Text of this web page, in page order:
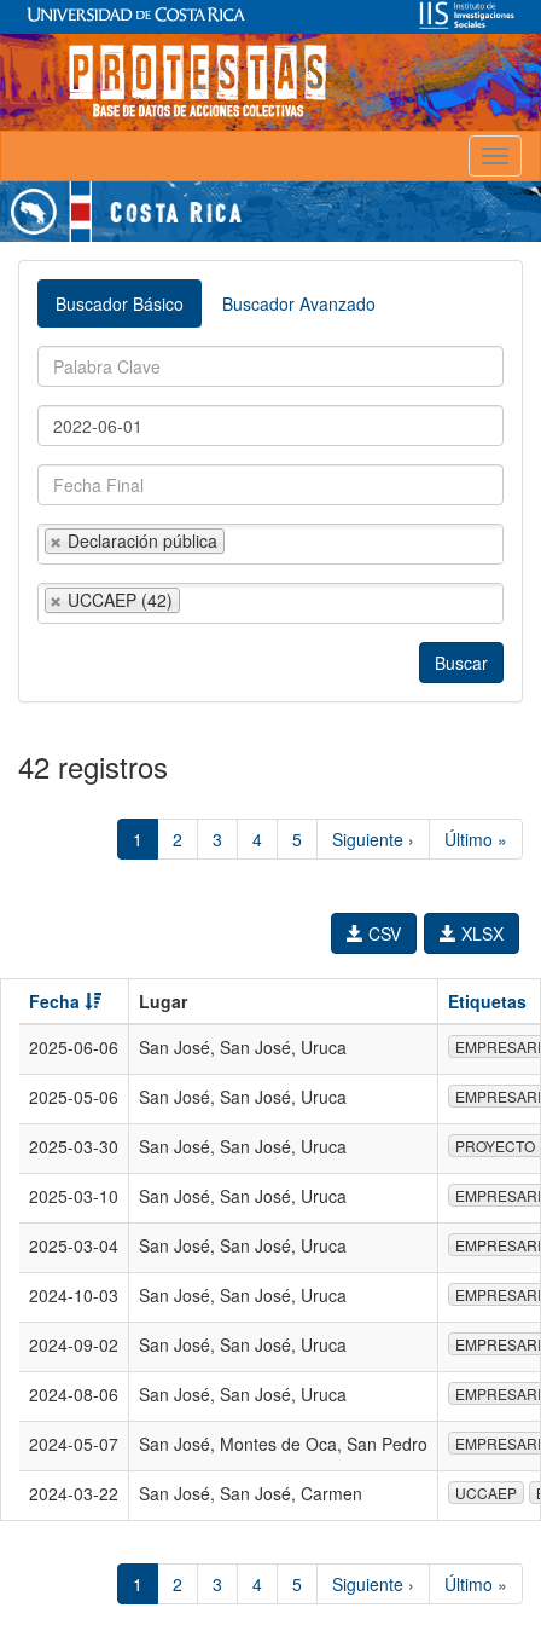
Buscador Básico Buscador Avanzado
Declaración pública
UCCAEP (42)
42 registros
1 2 3 4 5 Siguiente › Último »
XLSX
CSV
Fecha Lugar
Etiquetas
2025-06-06
San José, San José, Uruca
2025-05-06 San José, San José, Uruca
2025-03-30 San José, San José, Uruca PROYECTO
2025-03-10 San José, San José, Uruca
2025-03-04 San José, San José, Uruca
2024-10-03 San José, San José, Uruca
2024-09-02 San José, San José, Uruca
2024-08-06 San José, San José, Uruca
2024-05-07 San José, Montes de Oca, San Pedro
2024-03-22 San José, San José, Carmen UCCAEP
1 2 3 4 5 Siguiente › Último »